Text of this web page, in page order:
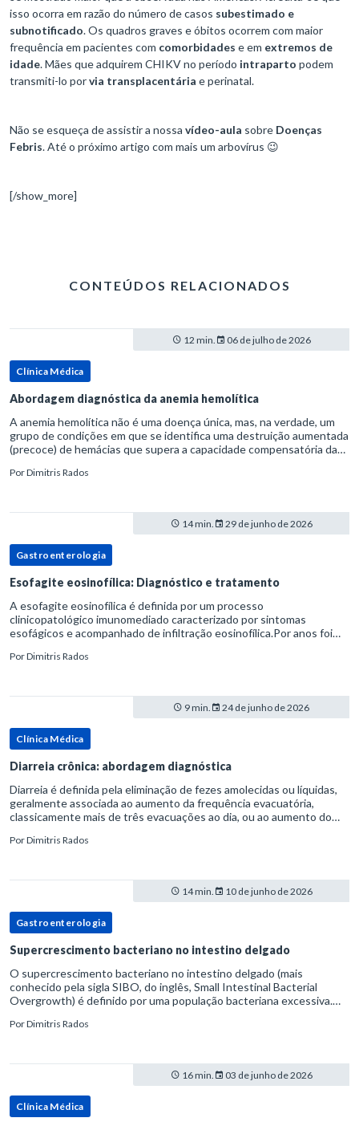
isso ocorra em razão do número de casos subestimado e
subnotificado. Os quadros graves e óbitos ocorrem com maior
frequência em pacientes com comorbidades e em extremos de
idade. Mães que adquirem CHIKV no período intraparto podem
transmiti-lo porvia transplacentária e perinatal.
Não se esqueça de assistir a nossa vídeo-aula sobre Doenças
Febris. Até o próximo artigo com mais um arbovírus 😉
[/show_more]
CONTEÚDOS RELACIONADOS
12 min. 06 de julho de 2026
Clínica Médica
Abordagem diagnóstica da anemia hemolítica
A anemia hemolítica não é uma doença única, mas, na verdade, um
grupo de condições em que se identifica uma destruição aumentada
(precoce) de hemácias que supera a capacidade compensatória da
PorDimitris Rados
14 min. 29 de junho de 2026
Gastroenterologia
Esofagite eosinofílica: Diagnóstico e tratamento
A esofagite eosinofílica é definida por um processo
clinicopatológico imunomediado caracterizado por sintomas
esofágicos e acompanhado de infiltração eosinofílica.Por anos foi
refluxo gastr
PorDimitris Rados
9 min. 24 de junho de 2026
Clínica Médica
Diarreia crônica: abordagem diagnóstica
Diarreia é definida pela eliminação de fezes amolecidas ou líquidas,
geralmente associada ao aumento da frequência evacuatória,
classicamente mais de três evacuações ao dia, ou ao aumento do
PorDimitris Rados
14 min. 10 de junho de 2026
Gastroenterologia
Supercrescimento bacteriano no intestino delgado
O supercrescimento bacteriano no intestino delgado (mais
conhecido pela sigla SIBO, do inglês, Small Intestinal Bacterial
Overgrowth) é definido por uma população bacteriana excessiva.
PorDimitris Rados
16 min. 03 de junho de 2026
Clínica Médica